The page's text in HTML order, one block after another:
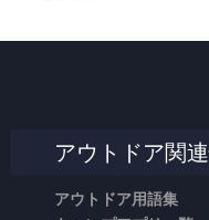
アウトドア関
アウトドア用語集